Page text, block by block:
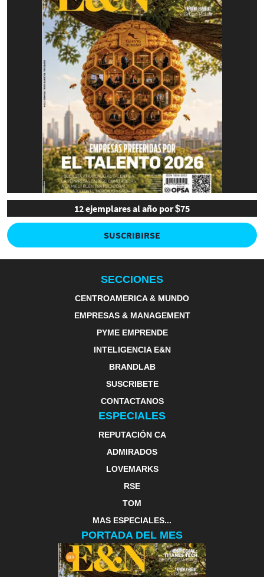
12 ejemplares al año por $75
SUSCRIBIRSE
SECCIONES
CENTROAMERICA & MUNDO
EMPRESAS & MANAGEMENT
PYME EMPRENDE
INTELIGENCIA E&N
BRANDLAB
SUSCRIBETE
CONTACTANOS
ESPECIALES
REPUTACIÓN CA
ADMIRADOS
LOVEMARKS
RSE
TOM
MAS ESPECIALES...
PORTADA DEL MES